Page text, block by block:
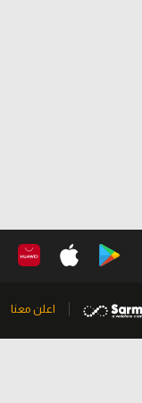
اعلن معنا